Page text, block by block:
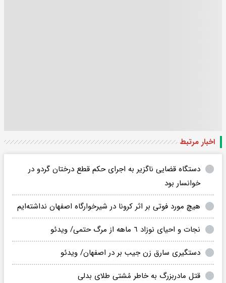
اخبار مرتبط
دستگاه قضایی ناگزیر به اجرای حکم قطع درختان گردو در
خوانسار بود
هیچ مورد فوتی بر اثر کرونا در شیرخوارگاه اصفهان نداشته‌ایم
نجات و احیای نوزاد ٦ ماهه از مرگ حتمی/ ویدئو
دستگیری سارق زن جیب بر در اصفهان/ ویدئو
قتل مادربزرگ به خاطر مُشتی طلای بدلی